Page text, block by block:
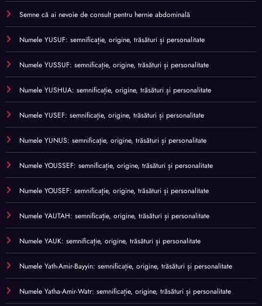
Semne că ai nevoie de consult pentru hernie abdominală
Numele YUSUF: semnificație, origine, trăsături și personalitate
Numele YUSSUF: semnificație, origine, trăsături și personalitate
Numele YUSHUA: semnificație, origine, trăsături și personalitate
Numele YUSEF: semnificație, origine, trăsături și personalitate
Numele YUNUS: semnificație, origine, trăsături și personalitate
Numele YOUSSEF: semnificație, origine, trăsături și personalitate
Numele YOUSEF: semnificație, origine, trăsături și personalitate
Numele YAUTAH: semnificație, origine, trăsături și personalitate
Numele YAUK: semnificație, origine, trăsături și personalitate
Numele Yath-Amir-Bayyin: semnificație, origine, trăsături și personalitate
Numele Yatha-Amir-Watr: semnificație, origine, trăsături și personalitate